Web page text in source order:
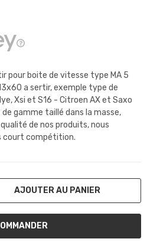
pour boite de vitesse type MA 5
a sertir, exemple type de
Xsi et S16 - Citroen AX et Saxo
gamme taillé dans la masse,
de nos produits, nous
court compétition.
AJOUTER AU PANIER